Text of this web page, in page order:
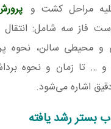
مراحل کشت و
فاز سه شامل:
و محیطی سالن، نحوه
و … تا زمان و نحوه
اشاره می‌شود.
رشد یافته